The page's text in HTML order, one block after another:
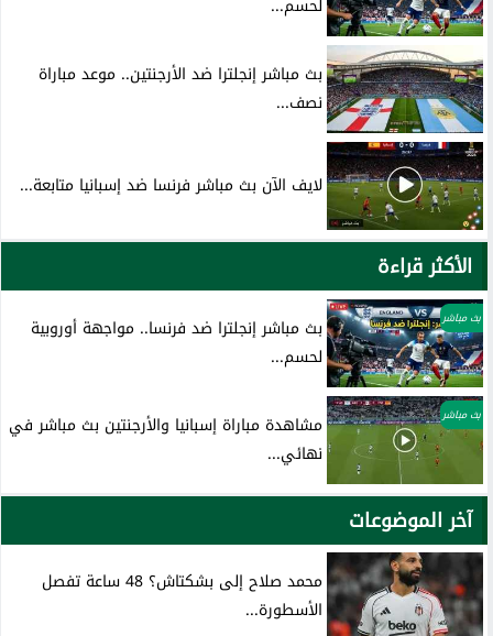
لحسم...
بث مباشر إنجلترا ضد الأرجنتين.. موعد مباراة
نصف...
لايف الآن بث مباشر فرنسا ضد إسبانيا متابعة...
الأكثر قراءة
بث مباشر
بث مباشر إنجلترا ضد فرنسا.. مواجهة أوروبية
لحسم...
بث مباشر
مشاهدة مباراة إسبانيا والأرجنتين بث مباشر في
نهائي...
آخر الموضوعات
محمد صلاح إلى بشكتاش؟ 48 ساعة تفصل
الأسطورة...